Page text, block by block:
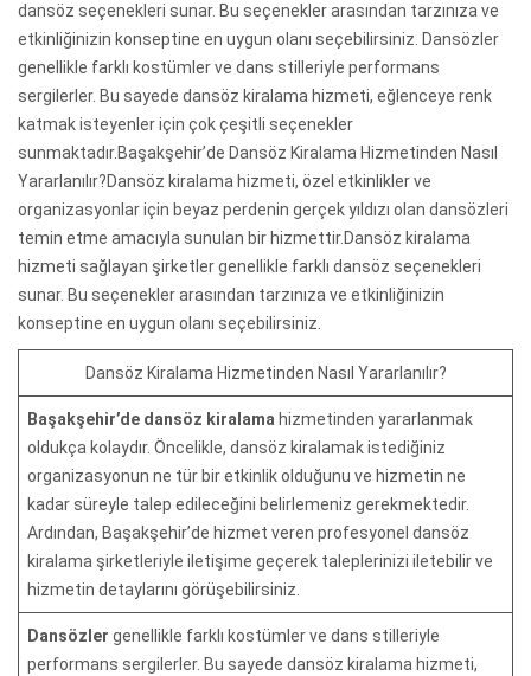
dansöz seçenekleri sunar. Bu seçenekler arasından tarzınıza ve
etkinliğinizin konseptine en uygun olanı seçebilirsiniz. Dansözler
genellikle farklı kostümler ve dans stilleriyle performans
sergilerler. Bu sayede dansöz kiralama hizmeti, eğlenceye renk
katmak isteyenler için çok çeşitli seçenekler
sunmaktadır.Başakşehir’de Dansöz Kiralama Hizmetinden Nasıl
Yararlanılır?Dansöz kiralama hizmeti, özel etkinlikler ve
organizasyonlar için beyaz perdenin gerçek yıldızı olan dansözleri
temin etme amacıyla sunulan bir hizmettir.Dansöz kiralama
hizmeti sağlayan şirketler genellikle farklı dansöz seçenekleri
sunar. Bu seçenekler arasından tarzınıza ve etkinliğinizin
konseptine en uygun olanı seçebilirsiniz.
Dansöz Kiralama Hizmetinden Nasıl Yararlanılır?
Başakşehir’de dansöz kiralama hizmetinden yararlanmak
oldukça kolaydır. Öncelikle, dansöz kiralamak istediğiniz
organizasyonun ne tür bir etkinlik olduğunu ve hizmetin ne
kadar süreyle talep edileceğini belirlemeniz gerekmektedir.
Ardından, Başakşehir’de hizmet veren profesyonel dansöz
kiralama şirketleriyle iletişime geçerek taleplerinizi iletebilir ve
hizmetin detaylarını görüşebilirsiniz.
Dansözler genellikle farklı kostümler ve dans stilleriyle
performans sergilerler. Bu sayede dansöz kiralama hizmeti,